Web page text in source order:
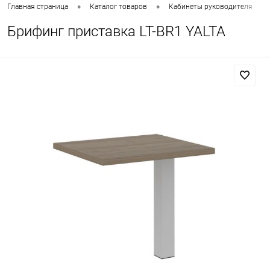
Главная страница • Каталог товаров • Кабинеты руководителя
Брифинг приставка LT-BR1 YALTA